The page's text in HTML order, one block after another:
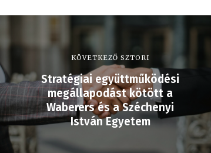
KÖVETKEZŐ SZTORI
Stratégiai együttműködési
megállapodást kötött a
Waberers és a Széchenyi
István Egyetem